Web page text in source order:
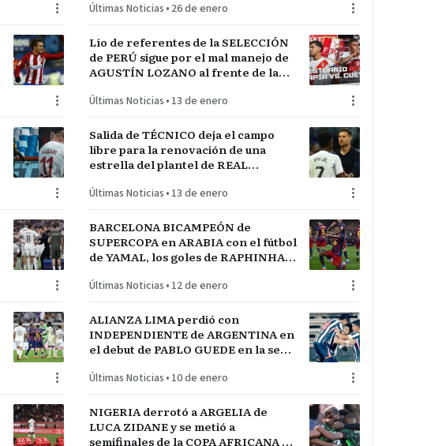
Últimas Noticias • 26 de enero
Lío de referentes de la SELECCIÓN
de PERÚ sigue por el mal manejo de
AGUSTÍN LOZANO al frente de la
Últimas Noticias • 13 de enero
Salida de TÉCNICO deja el campo
libre para la renovación de una
estrella del plantel de REAL
Últimas Noticias • 13 de enero
BARCELONA BICAMPEÓN de
SUPERCOPA en ARABIA con el fútbol
de YAMAL, los goles de RAPHINHA y
Últimas Noticias • 12 de enero
ALIANZA LIMA perdió con
INDEPENDIENTE de ARGENTINA en
el debut de PABLO GUEDE en la serie
Últimas Noticias • 10 de enero
NIGERIA derrotó a ARGELIA de
LUCA ZIDANE y se metió a
semifinales de la COPA AFRICANA de